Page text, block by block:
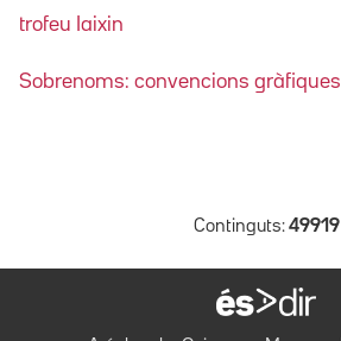
trofeu Iaixin
Sobrenoms: convencions gràfiques
Continguts: 49919